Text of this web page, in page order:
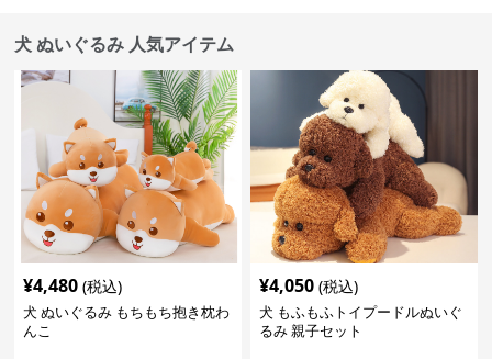
犬 ぬいぐるみ 人気アイテム
¥4,480 (税込)
犬 ぬいぐるみ もちもち抱き枕わ
んこ
¥4,050 (税込)
犬 もふもふトイプードルぬいぐ
るみ 親子セット